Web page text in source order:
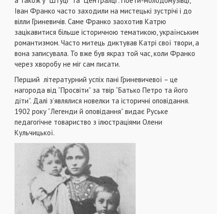
Іван Франко часто заходили на мистецькі зустрічі і до
вілли Гриневичів. Саме Франко заохотив Катрю
зацікавитися більше історичною тематикою, українським
романтизмом. Часто митець диктував Катрі свої твори, а
вона записувала. То вже був якраз той час, коли Франко
через хворобу не міг сам писати.
Перший літературний успіх пані Гриневичевої – це
нагорода від “Просвіти” за твір “Батько Петро та його
діти”. Далі з’являлися новелки та історичні оповідання.
1902 року “Легенди й оповідання” видає Руське
педагогічне товариство з ілюстраціями Олени
Кульчицької.